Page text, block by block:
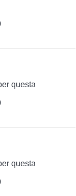
questa
questa